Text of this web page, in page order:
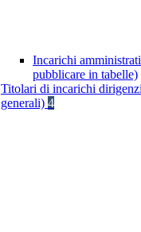
Incarichi
pubblicare in tabelle)
Titolari di incarichi
generali) 4